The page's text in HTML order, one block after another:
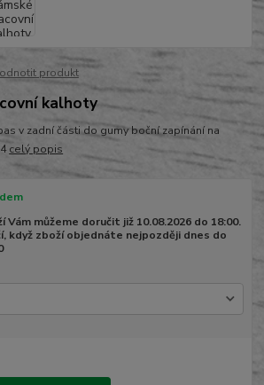
produkt
kalhoty
v zadní části do gumy boční zapínání na
celý popis
Vám můžeme doručit již 10.08.2026 do 18:00.
když zboží objednáte nejpozději dnes do